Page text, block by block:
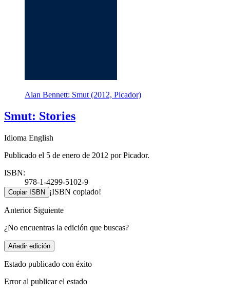
Alan Bennett: Smut (2012, Picador)
Smut: Stories
Idioma English
Publicado el 5 de enero de 2012 por Picador.
ISBN:
978-1-4299-5102-9
Copiar ISBN ¡ISBN copiado!
Anterior Siguiente
¿No encuentras la edición que buscas?
Añadir edición
Estado publicado con éxito
Error al publicar el estado